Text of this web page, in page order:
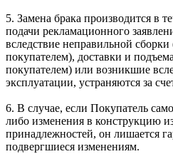
5. Замена брака производится в
подачи рекламационного
вследствие неправильной сборки
покупателем), доставки и
покупателем) или возникшие
эксплуатации, устраняются за
6. В случае, если Покупатель
либо изменения в конструкцию
принадлежностей, он лишается
подвергшиеся изменениям.